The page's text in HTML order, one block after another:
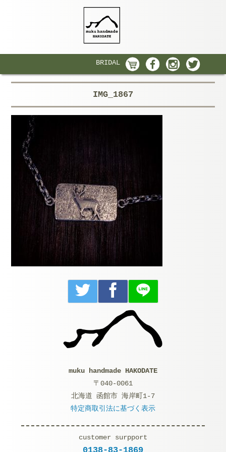
BRIDAL
IMG_1867
muku handmade HAKODATE
〒040-0061
北海道 函館市 海岸町1-7
特定商取引法に基づく表示
customer surpport